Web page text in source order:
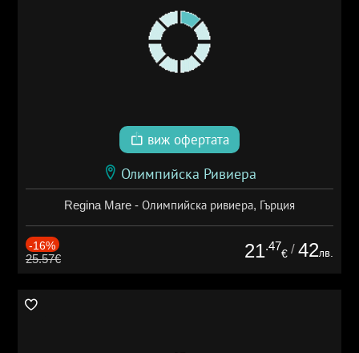
виж офертата
Олимпийска Ривиера
Regina Mare - Олимпийска ривиера, Гърция
-16%
25.57€ 21.47
€ / 42лв.